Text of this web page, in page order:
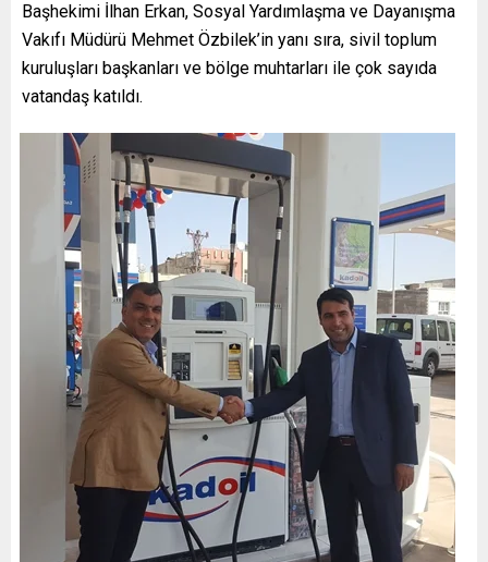
Başhekimi İlhan Erkan, Sosyal Yardımlaşma ve Dayanışma
Vakıfı Müdürü Mehmet Özbilek’in yanı sıra, sivil toplum
kuruluşları başkanları ve bölge muhtarları ile çok sayıda
vatandaş katıldı.